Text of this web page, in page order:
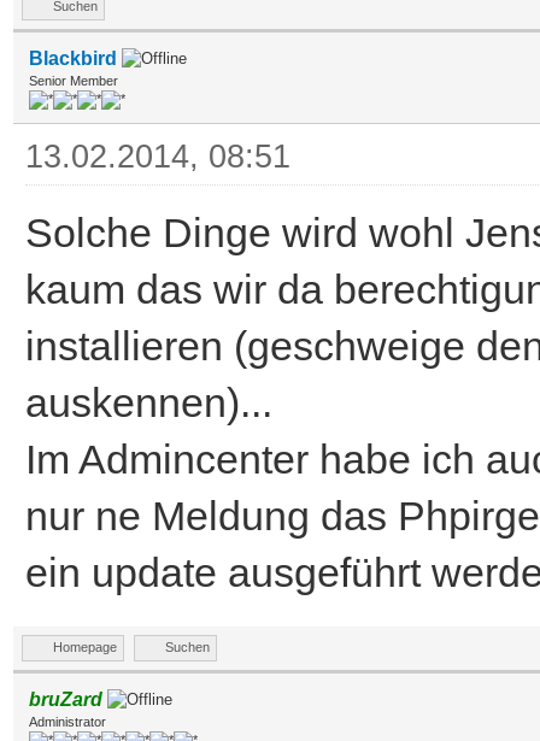
Suchen
Blackbird
Senior Member
13.02.2014, 08:51
Solche Dinge wird wohl
kaum das wir da
installieren (geschweige
auskennen)...
Im Admincenter habe ich
nur ne Meldung das
ein update ausgeführt
Homepage Suchen
bruZard
Administrator